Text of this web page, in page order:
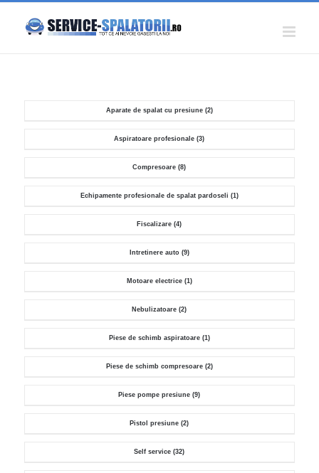
Aparate de spalat cu presiune (2)
Aspiratoare profesionale(3)
Compresoare(8)
Echipamente profesionale de spalat pardoseli (1)
Fiscalizare(4)
Intretinere auto (9)
Motoare electrice (1)
Nebulizatoare(2)
Piese de schimb aspiratoare (1)
Piese de schimb compresoare (2)
Piese pompe presiune(9)
Pistol presiune(2)
Self service(32)